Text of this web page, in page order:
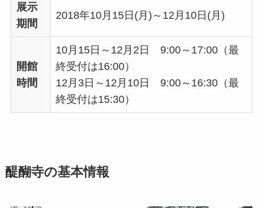
展示
期間
2018年10月15日(月)～12月10日(月)
開館
時間
10月15日～12月2日 9:00～17:00（最
終受付は16:00）
12月3日～12月10日 9:00～16:30（最
終受付は15:30）
醍醐寺の基本情報